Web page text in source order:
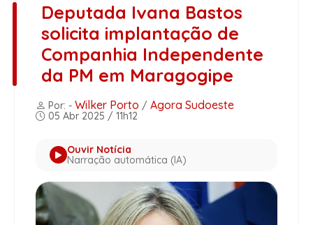
Deputada Ivana Bastos
solicita implantação de
Companhia Independente
da PM em Maragogipe
Por: - Wilker Porto / Agora Sudoeste
05 Abr 2025 / 11h12
Ouvir Notícia
Narração automática (IA)